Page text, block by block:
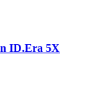
ID.Era 5X